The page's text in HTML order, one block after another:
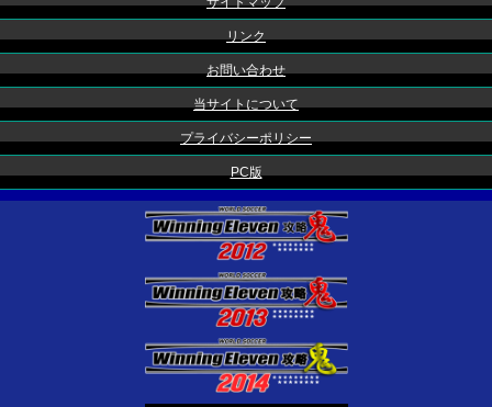
リンク
お問い合わせ
当サイトについて
プライバシーポリシー
PC版